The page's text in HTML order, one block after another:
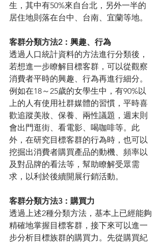
生，其中有50%來自台北，另外一半的
居住地則落在台中、台南、宜蘭等地。
客群分類方法2：興趣、行為
透過人口統計資料的方法進行分類後，
若想進一步瞭解目標客群，可以從觀察
消費者平時的興趣、行為再進行細分。
例如在18～25歲的女學生中，有90%以
上的人有使用社群媒體的習慣，平時喜
歡追蹤美妝、保養、兩性議題，週末則
會出門逛街、看電影、喝咖啡等。此
外，在研究目標客群的行為時，也可以
挖掘出消費者購買產品的動機、頻率以
及對品牌的看法等，幫助瞭解受眾需
求，以利於後續開展行銷活動。
客群分類方法3：購買力
透過上述2種分類方法，基本上已經能夠
精確地掌握目標客群，接下來可以進一
步分析目標族群的購買力。先從購買紀